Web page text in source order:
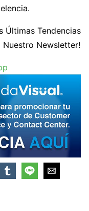
Últimas Tendencias
Nuestro Newsletter!